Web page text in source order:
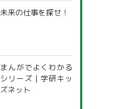
未来の仕事を探せ！
まんがでよくわかる
シリーズ | 学研キッ
ズネット